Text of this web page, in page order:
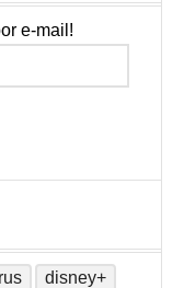
e-mail!
disney+